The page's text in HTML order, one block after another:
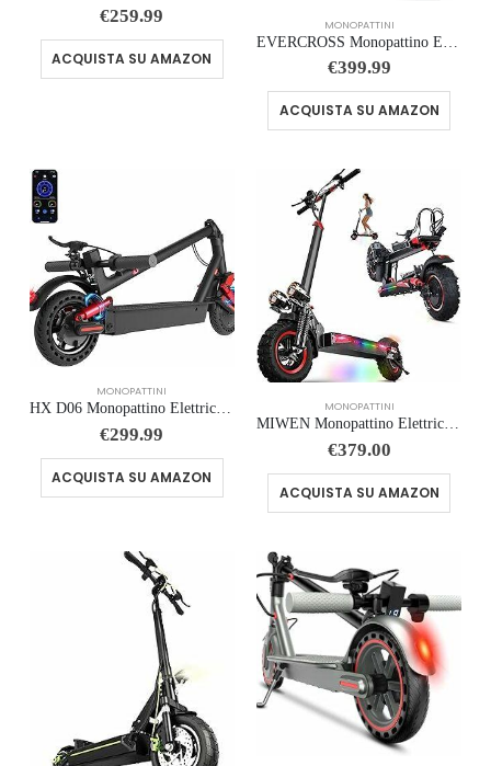
€259.99
ACQUISTA SU AMAZON
MONOPATTINI
€399.99
ACQUISTA SU AMAZON
MONOPATTINI
HX D06 Monopattino Elettrico Adulti-500W Scooter Elettrico Pieghevole Con Doppia Smorzamento,30-70 Km,MAX 25 KM/H,Display …
€299.99
ACQUISTA SU AMAZON
MONOPATTINI
MIWEN Monopattino Elettrico Adulto Scooter – 48V 18Ah 45-55KM di Autonomia monopattino elettrico adulti 11/10.5 Pollici mo…
€379.00
ACQUISTA SU AMAZON